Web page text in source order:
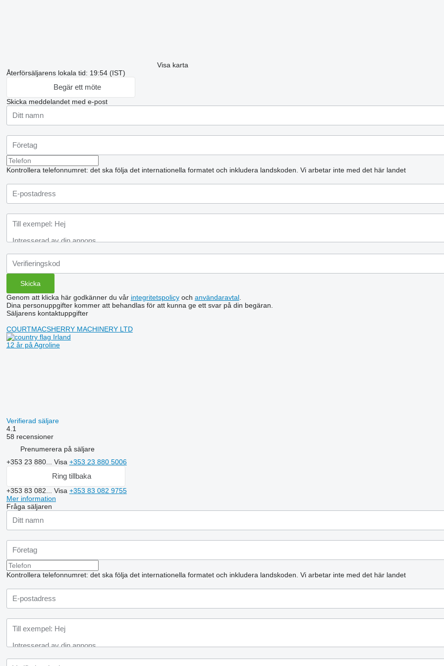
Visa karta
Återförsäljarens lokala tid: 19:54 (IST)
Begär ett möte
Skicka meddelandet med e-post
Kontrollera telefonnumret: det ska följa det internationella formatet och inkludera landskoden. Vi arbetar inte med det här landet
Genom att klicka här godkänner du vår integritetspolicyoch användaravtal.
Dina personuppgifter kommer att behandlas för att kunna ge ett svar på din begäran.
Säljarens kontaktuppgifter
COURTMACSHERRY MACHINERY LTD
Irland
12 år på Agroline
Verifierad säljare
4.1
58 recensioner
Prenumerera på säljare
+353 23 880... Visa +353 23 880 5006
Ring tillbaka
+353 83 082... Visa +353 83 082 9755
Mer information
Fråga säljaren
Kontrollera telefonnumret: det ska följa det internationella formatet och inkludera landskoden. Vi arbetar inte med det här landet